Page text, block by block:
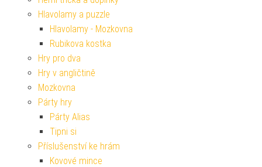
Hlavolamy a puzzle
Hlavolamy - Mozkovna
Rubikova kostka
Hry pro dva
Hry v angličtině
Mozkovna
Párty hry
Párty Alias
Tipni si
Příslušenství ke hrám
Kovové mince